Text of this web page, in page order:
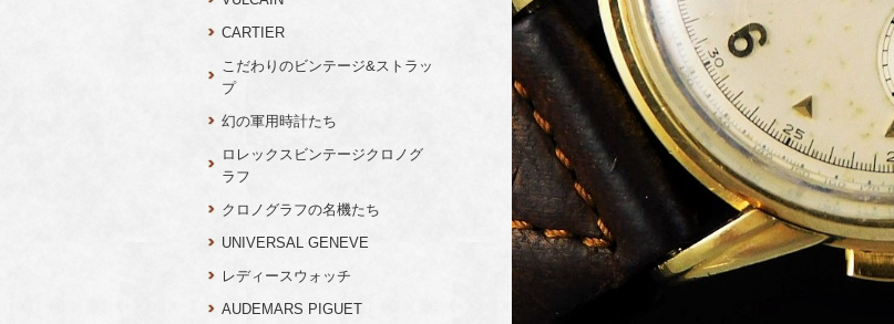
CARTIER
こだわりのビンテージ&ストラッ
プ
幻の軍用時計たち
ロレックスビンテージクロノグ
ラフ
クロノグラフの名機たち
UNIVERSAL GENEVE
レディースウォッチ
AUDEMARS PIGUET